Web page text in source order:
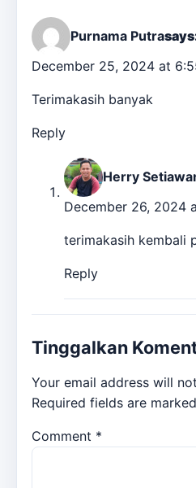
Purnama Putra
December 25, 2024 at
Terimakasih banyak
Reply
Herry
December 26, 2024
terimakasih kembali
Reply
Tinggalkan
Your email address will
Required fields are marked
Comment *